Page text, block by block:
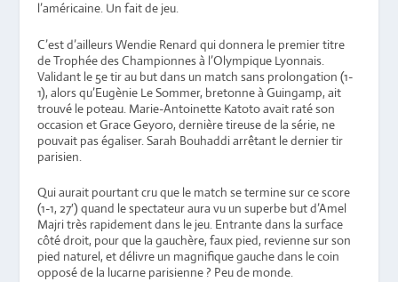
l’américaine. Un fait de jeu.
C’est d’ailleurs Wendie Renard qui donnera le premier titre
de Trophée des Championnes à l’Olympique Lyonnais.
Validant le 5e tir au but dans un match sans prolongation (1-
1), alors qu’Eugènie Le Sommer, bretonne à Guingamp, ait
trouvé le poteau. Marie-Antoinette Katoto avait raté son
occasion et Grace Geyoro, dernière tireuse de la série, ne
pouvait pas égaliser. Sarah Bouhaddi arrêtant le dernier tir
parisien.
Qui aurait pourtant cru que le match se termine sur ce score
(1-1, 27′) quand le spectateur aura vu un superbe but d’Amel
Majri très rapidement dans le jeu. Entrante dans la surface
côté droit, pour que la gauchère, faux pied, revienne sur son
pied naturel, et délivre un magnifique gauche dans le coin
opposé de la lucarne parisienne ? Peu de monde.